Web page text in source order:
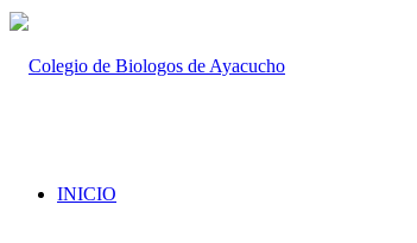
INICIO